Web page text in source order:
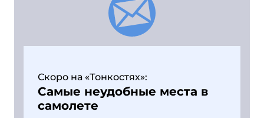
Скоро на «Тонкостях»:
Самые неудобные места в
самолете